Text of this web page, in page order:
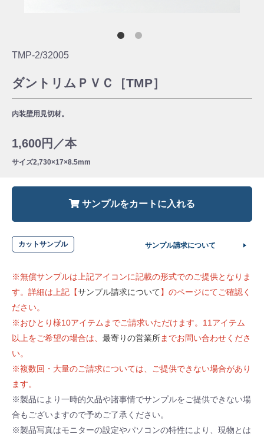
TMP-2/32005
ダントリムＰＶＣ［TMP］
内装壁用見切材。
1,600円／本
サイズ2,730×17×8.5mm
サンプルをカートに入れる
カットサンプル サンプル請求について
※無償サンプルは上記アイコンに記載の形式でのご提供となりま
す。詳細は上記【サンプル請求について】のページにてご確認く
ださい。
※おひとり様10アイテムまでご請求いただけます。11アイテム
以上をご希望の場合は、 最寄りの営業所までお問い合わせくださ
い。
※複数回・大量のご請求については、ご提供できない場合があり
ます。
※製品により一時的欠品や諸事情でサンプルをご提供できない場
合もございますので予めご了承ください。
※製品写真はモニターの設定やパソコンの特性により、現物とは